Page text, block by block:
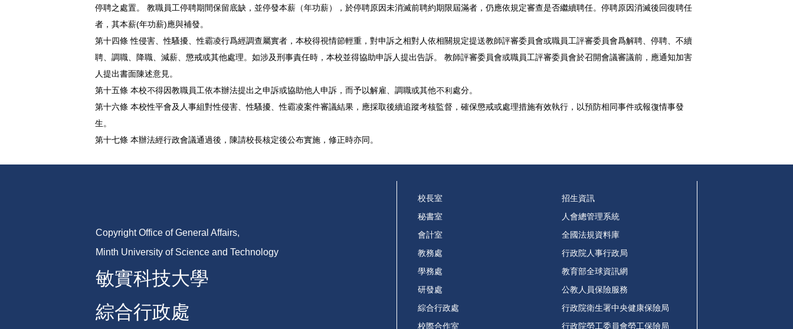
停聘之處置。 教職員工停聘期間保留底缺，並停發本薪（年功薪），於停聘原因未消滅前聘約期限屆滿者，仍應依規定審查是否繼續聘任。停聘原因消滅後回復聘任
者，其本薪(年功薪)應與補發。
第十四條 性侵害、性騷擾、性霸凌行爲經調查屬實者，本校得視情節輕重，對申訴之相對人依相關規定提送教師評審委員會或職員工評審委員會爲解聘、停聘、不續
聘、調職、降職、減薪、懲戒或其他處理。如涉及刑事責任時，本校並得協助申訴人提出告訴。 教師評審委員會或職員工評審委員會於召開會議審議前，應通知加害
人提出書面陳述意見。
第十五條 本校不得因教職員工依本辦法提出之申訴或協助他人申訴，而予以解雇、調職或其他不利處分。
第十六條 本校性平會及人事組對性侵害、性騷擾、性霸凌案件審議結果，應採取後續追蹤考核監督，確保懲戒或處理措施有效執行，以預防相同事件或報復情事發
生。
第十七條 本辦法經行政會議通過後，陳請校長核定後公布實施，修正時亦同。
Copyright Office of General Affairs,
Minth University of Science and Technology
敏實科技大學
綜合行政處
校長室
秘書室
會計室
教務處
學務處
研發處
綜合行政處
校際合作室
招生資訊
人會總管理系統
全國法規資料庫
行政院人事行政局
教育部全球資訊網
公教人員保險服務
行政院衛生署中央健康保險局
行政院勞工委員會勞工保險局